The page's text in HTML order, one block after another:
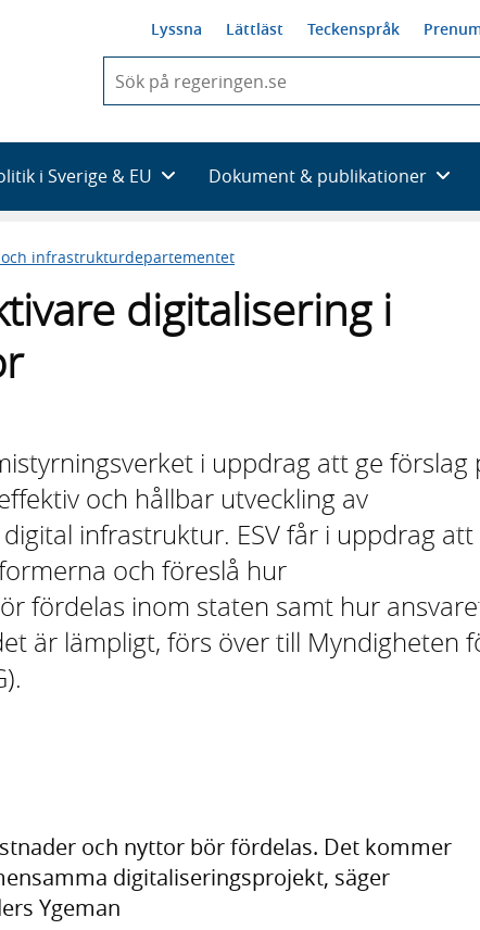
Lyssna Lättläst Teckenspråk
du
skriva
framträder
en
med
i Sverige & EU Dokument & publikationer
och infrastrukturdepartementet
digitalisering i
i uppdrag att ge förslag
och hållbar utveckling av
infrastruktur. ESV får i uppdrag att
och föreslå hur
fördelas inom staten samt hur
är lämpligt, förs över till Myndigheten
och nyttor bör fördelas. Det kommer
digitaliseringsprojekt, säger
Ygeman